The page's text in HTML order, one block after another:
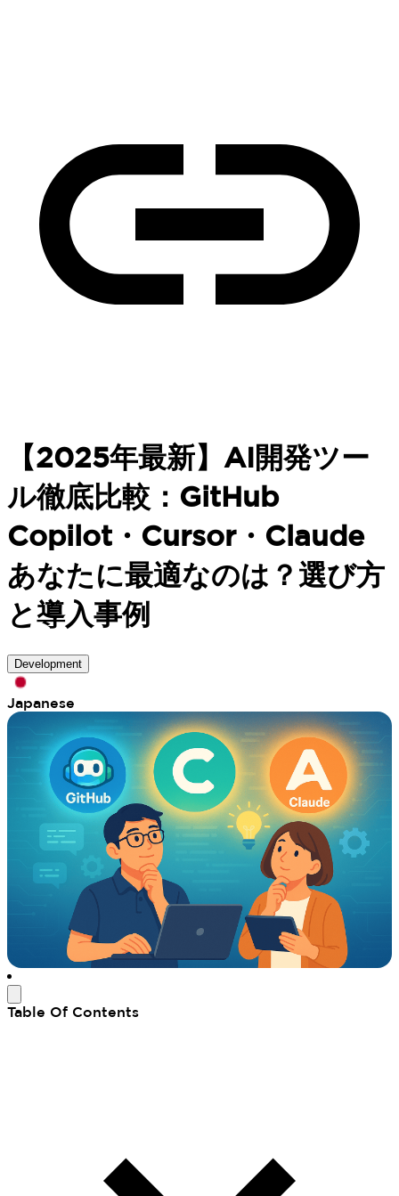
【2025年最新】AI開発ツー
ル徹底比較：GitHub
Copilot・Cursor・Claude
あなたに最適なのは？選び方
と導入事例
Development
Japanese
Table Of Contents